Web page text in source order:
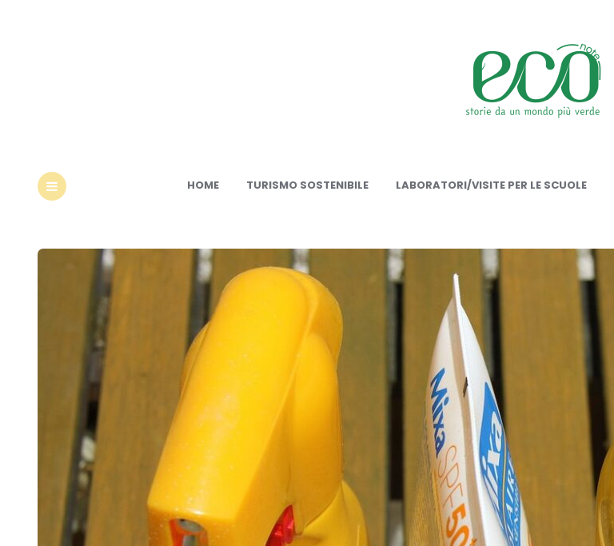
HOME TURISMO SOSTENIBILE LABORATORI/VISITE PER LE SCUOLE